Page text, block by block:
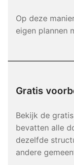
Op deze
eigen plannen
Gratis
Bekijk de
bevatten alle
dezelfde
andere